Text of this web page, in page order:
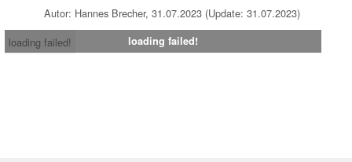
Autor: Hannes Brecher, 31.07.2023 (Update: 31.07.2023)
loading failed!
loading failed!